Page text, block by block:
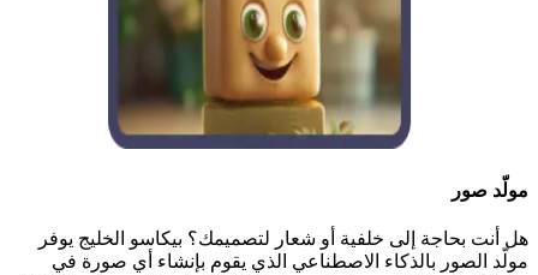
مولّد صور
هل أنت بحاجة إلى خلفية أو شعار لتصميمك؟ بيكاسو الخليج يوفر
مولّد الصور بالذكاء الاصطناعي الذي يقوم بإنشاء أي صورة في